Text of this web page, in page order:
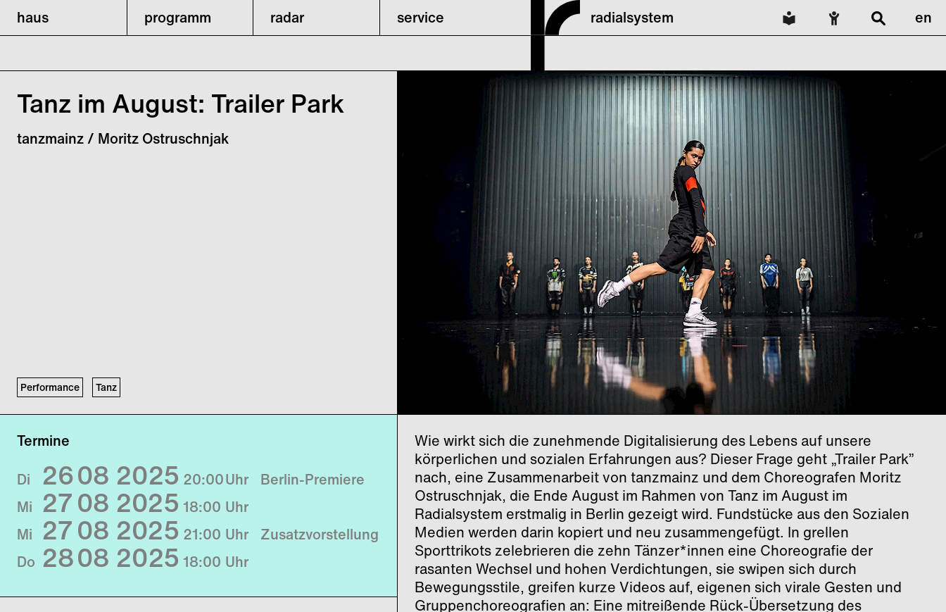
haus programm radar service radialsystem en
Tanz im August: Trailer Park
tanzmainz / Moritz Ostruschnjak
Performance Tanz
Termine
Di
2608 2025 20:00Uhr
Berlin-Premiere
Mi 2708 2025 18:00 Uhr
Mi 2708 2025 21:00 Uhr
Zusatzvorstellung
Do 2808 2025 18:00 Uhr
Wie wirkt sich die zunehmende Digitalisierung des Lebens auf unsere
körperlichen und sozialen Erfahrungen aus? Dieser Frage geht „Trailer Park”
nach, eine Zusammenarbeit von tanzmainz und dem Choreografen Moritz
Ostruschnjak, die Ende August im Rahmen von Tanz im August im
Radialsystem erstmalig in Berlin gezeigt wird. Fundstücke aus den Sozialen
Medien werden darin kopiert und neu zusammengefügt. In grellen
Sporttrikots zelebrieren die zehn Tänzer*innen eine Choreografie der
rasanten Wechsel und hohen Verdichtungen, sie swipen sich durch
Bewegungsstile, greifen kurze Videos auf, eigenen sich virale Gesten und
Gruppenchoreografien an: Eine mitreißende Rück-Übersetzung des